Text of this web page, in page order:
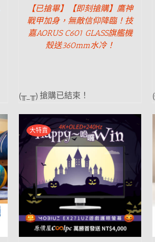
【已搶畢】【即刻搶購】鷹神
戰甲加身，無敵信仰降臨！技
嘉AORUS C601 GLASS旗艦機
殼送360mm水冷！
(╥_╥) 搶購已結束！
大特賣